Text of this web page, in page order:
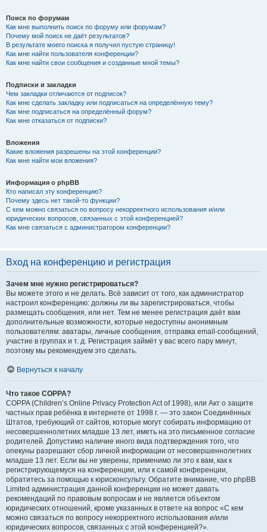
Поиск по форумам
Как мне выполнить поиск по форуму или форумам?
Почему мой поиск не даёт результатов?
В результате моего поиска я получил пустую страницу!
Как мне найти пользователя конференции?
Как мне найти свои сообщения и созданные мной темы?
Подписки и закладки
Чем закладки отличаются от подписок?
Как мне сделать закладку или подписаться на определённую тему?
Как мне подписаться на определённый форум?
Как мне отказаться от подписки?
Вложения
Какие вложения разрешены на этой конференции?
Как мне найти мои вложения?
Информация о phpBB
Кто написал эту конференцию?
Почему здесь нет такой-то функции?
С кем можно связаться по вопросу некорректного использования и/или
юридических вопросов, связанных с этой конференцией?
Как мне связаться с администратором конференции?
Вход на конференцию и регистрация
Зачем мне нужно регистрироваться?
Вы можете этого и не делать. Всё зависит от того, как администратор
настроил конференцию: должны ли вы зарегистрироваться, чтобы
размещать сообщения, или нет. Тем не менее регистрация даёт вам
дополнительные возможности, которые недоступны анонимным
пользователям: аватары, личные сообщения, отправка email-сообщений,
участие в группах и т. д. Регистрация займёт у вас всего пару минут,
поэтому мы рекомендуем это сделать.
Вернуться к началу
Что такое COPPA?
COPPA (Children’s Online Privacy Protection Act of 1998), или Акт о защите
частных прав ребёнка в интернете от 1998 г. — это закон Соединённых
Штатов, требующий от сайтов, которые могут собирать информацию от
несовершеннолетних младше 13 лет, иметь на это письменное согласие
родителей. Допустимо наличие иного вида подтверждения того, что
опекуны разрешают сбор личной информации от несовершеннолетних
младше 13 лет. Если вы не уверены, применимо ли это к вам, как к
регистрирующемуся на конференции, или к самой конференции,
обратитесь за помощью к юрисконсульту. Обратите внимание, что phpBB
Limited администрация данной конференции не может давать
рекомендаций по правовым вопросам и не является объектом
юридических отношений, кроме указанных в ответе на вопрос «С кем
можно связаться по вопросу некорректного использования и/или
юридических вопросов, связанных с этой конференцией?».